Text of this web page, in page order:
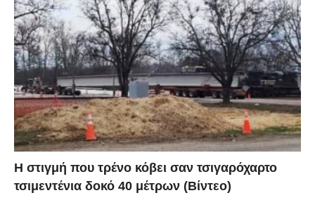
H στιγμή που τρένο κόβει σαν τσιγαρόχαρτο
τσιμεντένια δοκό 40 μέτρων (Βίντεο)